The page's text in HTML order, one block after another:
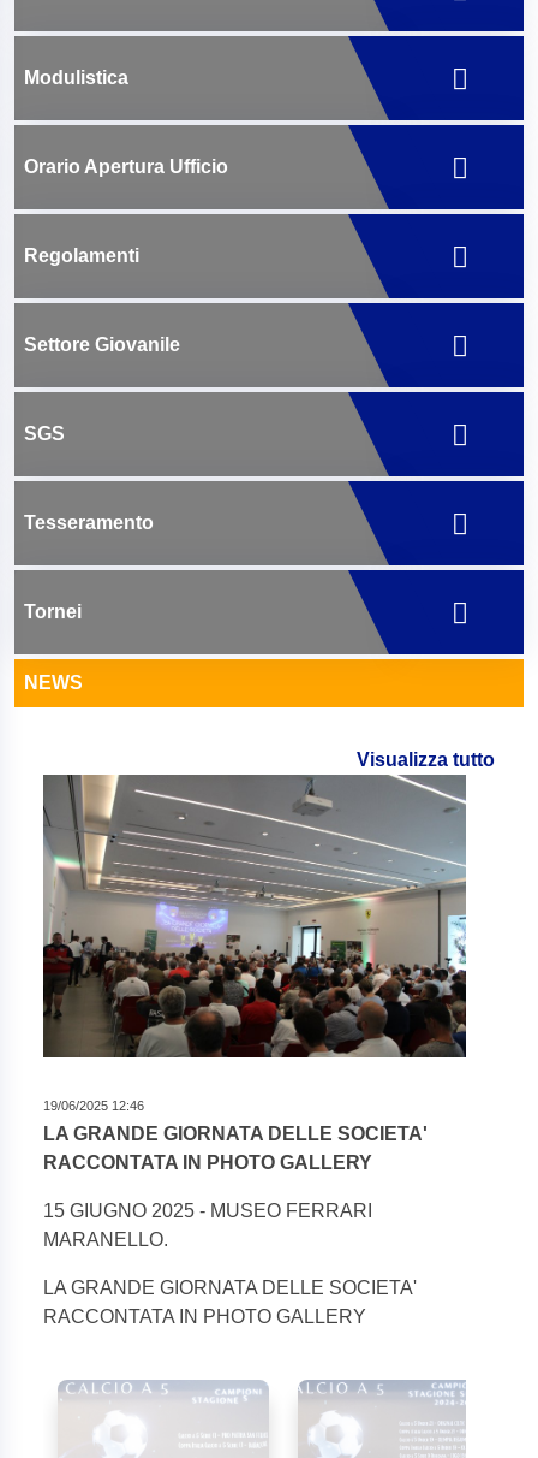
Modulistica
Orario Apertura Ufficio
Regolamenti
Settore Giovanile
SGS
Tesseramento
Tornei
NEWS
Visualizza tutto
19/06/2025 12:46
LA GRANDE GIORNATA DELLE SOCIETA'
RACCONTATA IN PHOTO GALLERY
15 GIUGNO 2025 - MUSEO FERRARI
MARANELLO.
LA GRANDE GIORNATA DELLE SOCIETA'
RACCONTATA IN PHOTO GALLERY